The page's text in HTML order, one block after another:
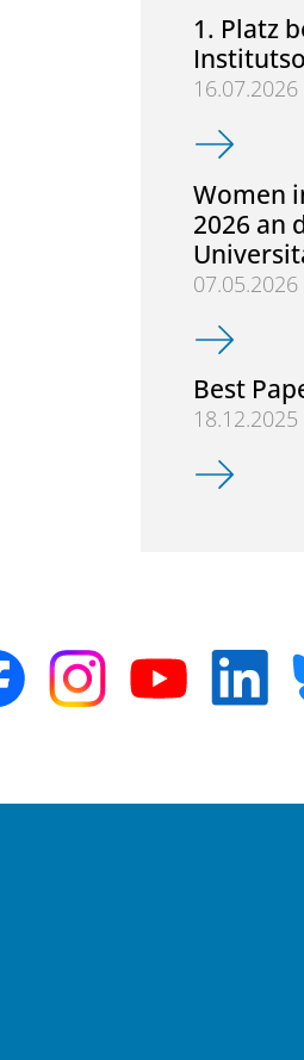
1. Platz
16.07.2026
1. Platz
Women
2026 an
07.05.2026
Women
Best
18.12.2025
Best Paper